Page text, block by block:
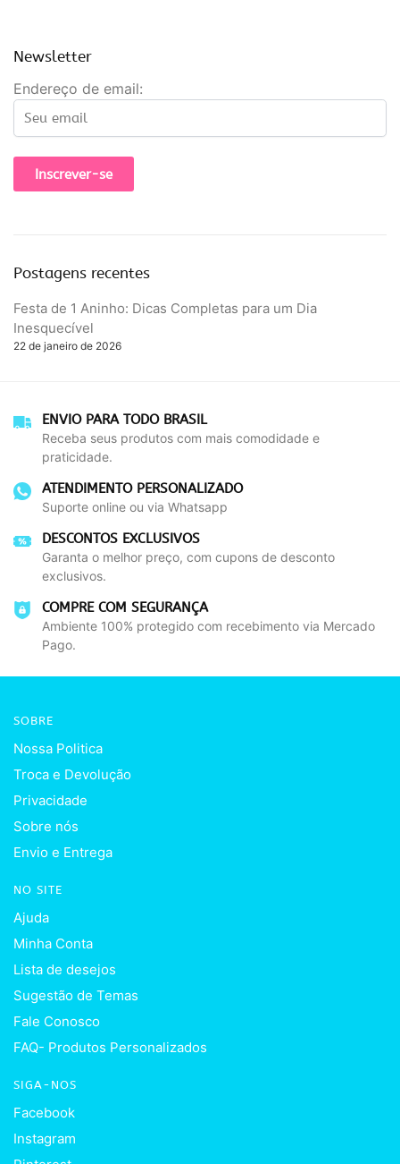
Newsletter
Endereço de email:
Postagens recentes
Festa de 1 Aninho: Dicas Completas para um Dia
Inesquecível
22 de janeiro de 2026
ENVIO PARA TODO BRASIL
Receba seus produtos com mais comodidade e
praticidade.
ATENDIMENTO PERSONALIZADO
Suporte online ou via Whatsapp
DESCONTOS EXCLUSIVOS
Garanta o melhor preço, com cupons de desconto
exclusivos.
COMPRE COM SEGURANÇA
Ambiente 100% protegido com recebimento via Mercado
Pago.
SOBRE
Nossa Politica
Troca e Devolução
Privacidade
Sobre nós
Envio e Entrega
NO SITE
Ajuda
Minha Conta
Lista de desejos
Sugestão de Temas
Fale Conosco
FAQ- Produtos Personalizados
SIGA-NOS
Facebook
Instagram